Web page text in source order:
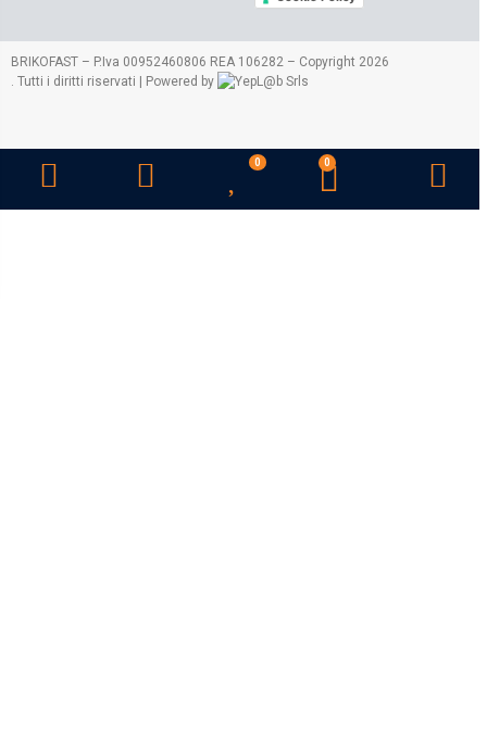
BRIKOFAST – P.Iva 00952460806 REA 106282 – Copyright 2026
. Tutti i diritti riservati | Powered by
Srls
0 0